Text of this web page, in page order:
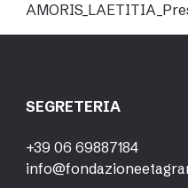
SEGRETERIA
+39 06 69887184